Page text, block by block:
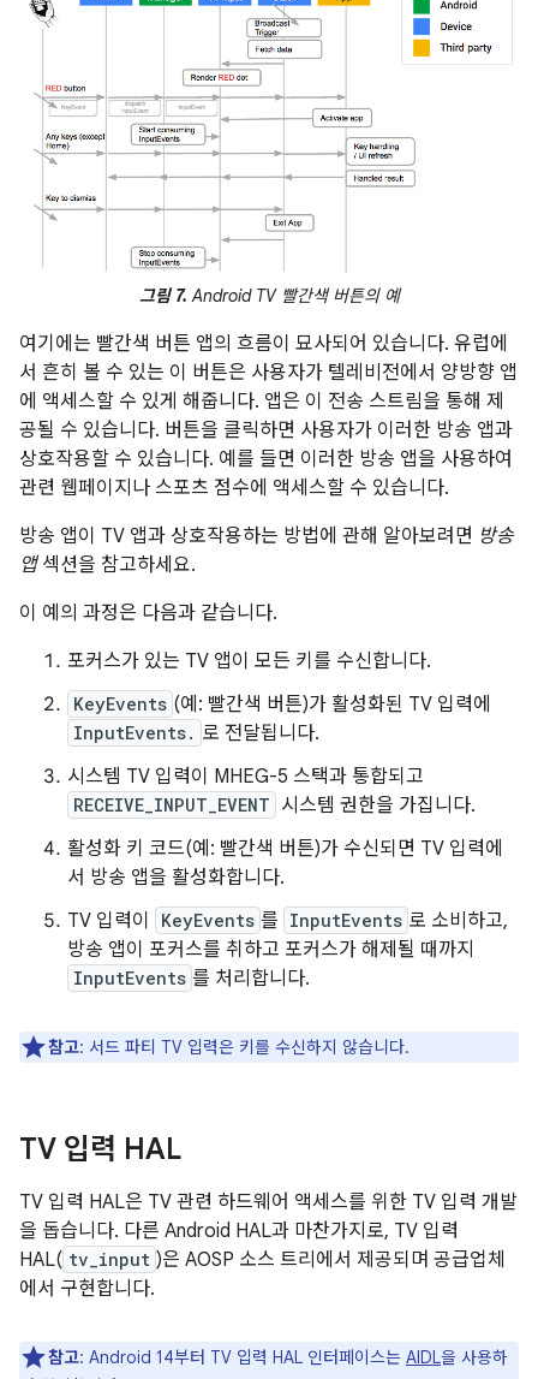
그림 7. Android TV 빨간색 버튼의 예
여기에는 빨간색 버튼 앱의 흐름이 묘사되어 있습니다. 유럽에
서 흔히 볼 수 있는 이 버튼은 사용자가 텔레비전에서 양방향 앱
에 액세스할 수 있게 해줍니다. 앱은 이 전송 스트림을 통해 제
공될 수 있습니다. 버튼을 클릭하면 사용자가 이러한 방송 앱과
상호작용할 수 있습니다. 예를 들면 이러한 방송 앱을 사용하여
관련 웹페이지나 스포츠 점수에 액세스할 수 있습니다.
방송 앱이 TV 앱과 상호작용하는 방법에 관해 알아보려면 방송
앱섹션을 참고하세요.
이 예의 과정은 다음과 같습니다.
포커스가 있는 TV 앱이 모든 키를 수신합니다.
KeyEvents (예: 빨간색 버튼)가 활성화된 TV 입력에
InputEvents. 로 전달됩니다.
시스템 TV 입력이 MHEG-5 스택과 통합되고
RECEIVE_INPUT_EVENT 시스템 권한을 가집니다.
활성화 키 코드(예: 빨간색 버튼)가 수신되면 TV 입력에
서 방송 앱을 활성화합니다.
TV 입력이
KeyEvents 를 InputEvents 로 소비하고,
방송 앱이 포커스를 취하고 포커스가 해제될 때까지
InputEvents 를 처리합니다.
참고: 서드 파티 TV 입력은 키를 수신하지 않습니다.
TV 입력 HAL
TV 입력 HAL은 TV 관련 하드웨어 액세스를 위한 TV 입력 개발
을 돕습니다. 다른 Android HAL과 마찬가지로, TV 입력
HAL( tv_input )은 AOSP 소스 트리에서 제공되며 공급업체
에서 구현합니다.
참고: Android 14부터 TV 입력 HAL 인터페이스는 AIDL을 사용하